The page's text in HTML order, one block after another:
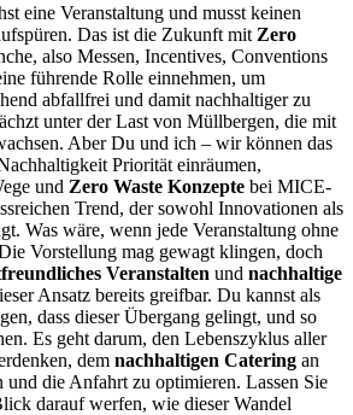
eine Veranstaltung und musst keinen
Das ist die Zukunft mit Zero
also Messen, Incentives, Conventions
führende Rolle einnehmen, um
abfallfrei und damit nachhaltiger zu
unter der Last von Müllbergen, die mit
Aber Du und ich – wir können das
Priorität einräumen,
und Zero Waste Konzepte bei MICE-
Trend, der sowohl Innovationen als
Was wäre, wenn jede Veranstaltung ohne
Vorstellung mag gewagt klingen, doch
Veranstalten und nachhaltige
Ansatz bereits greifbar. Du kannst als
dass dieser Übergang gelingt, und so
Es geht darum, den Lebenszyklus aller
dem nachhaltigen Catering an
und die Anfahrt zu optimieren. Lassen Sie
darauf werfen, wie dieser Wandel